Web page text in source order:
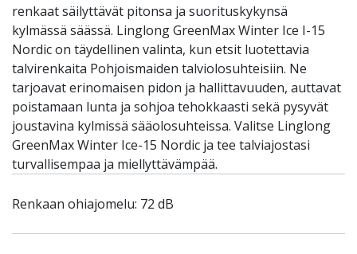
renkaat säilyttävät pitonsa ja suorituskykynsä
kylmässä säässä. Linglong GreenMax Winter Ice I-15
Nordic on täydellinen valinta, kun etsit luotettavia
talvirenkaita Pohjoismaiden talviolosuhteisiin. Ne
tarjoavat erinomaisen pidon ja hallittavuuden, auttavat
poistamaan lunta ja sohjoa tehokkaasti sekä pysyvät
joustavina kylmissä sääolosuhteissa. Valitse Linglong
GreenMax Winter Ice-15 Nordic ja tee talviajostasi
turvallisempaa ja miellyttävämpää.
Renkaan ohiajomelu: 72 dB